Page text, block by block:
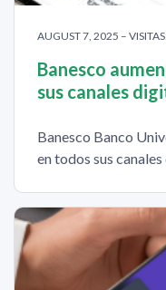
AUGUST 7, 2025 –
Banesco
sus canales
Banesco Banco
en todos sus canales